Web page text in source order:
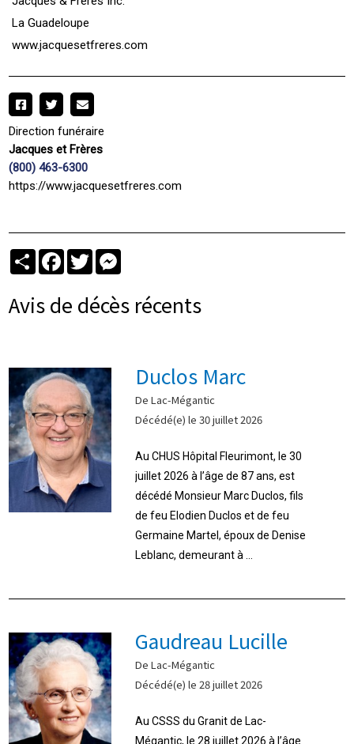
La Guadeloupe
www.jacquesetfreres.com
Direction funéraire
Jacques et Frères
(800) 463-6300
https://www.jacquesetfreres.com
PartagerFacebook
Twitter
Avis de décès récents
Duclos Marc
De Lac-Mégantic
Décédé(e) le 30 juillet 2026
Au CHUS Hôpital Fleurimont, le 30
juillet 2026 à l’âge de 87 ans, est
décédé Monsieur Marc Duclos, fils
de feu Elodien Duclos et de feu
Germaine Martel, époux de Denise
Leblanc, demeurant à ...
Gaudreau Lucille
De Lac-Mégantic
Décédé(e) le 28 juillet 2026
Au CSSS du Granit de Lac-
Mégantic, le 28 juillet 2026 à l’âge